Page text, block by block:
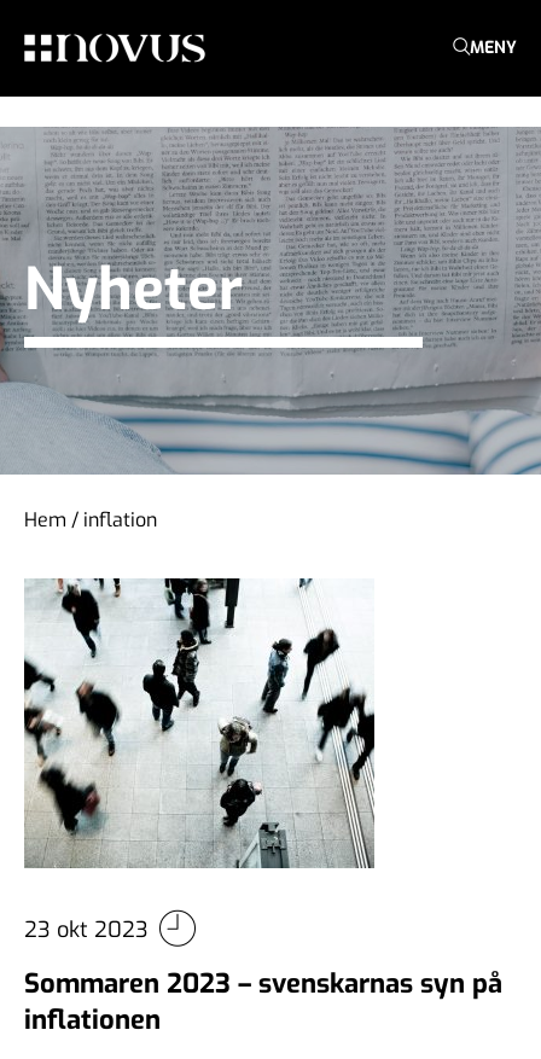
MENY
Nyheter
Hem / inflation
23 okt 2023
Sommaren 2023 – svenskarnas syn på
inflationen